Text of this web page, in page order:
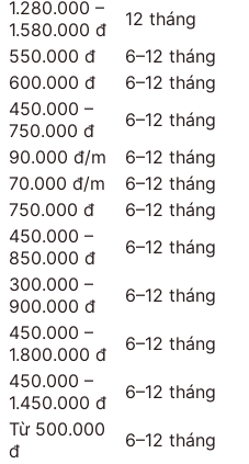
1.280.000 –
1.580.000 đ
12 tháng
550.000 đ
6–12 tháng
600.000 đ
6–12 tháng
450.000 –
750.000 đ
6–12 tháng
90.000 đ/m
6–12 tháng
70.000 đ/m
6–12 tháng
750.000 đ
6–12 tháng
450.000 –
850.000 đ
6–12 tháng
300.000 –
900.000 đ
6–12 tháng
450.000 –
1.800.000 đ
6–12 tháng
450.000 –
1.450.000 đ
6–12 tháng
Từ 500.000
đ
6–12 tháng